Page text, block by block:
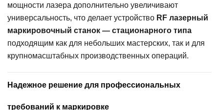
мощности лазера дополнительно увеличивают
универсальность, что делает устройство RF лазерный
маркировочный станок — стационарного типа
подходящим как для небольших мастерских, так и для
крупномасштабных производственных операций.
Надежное решение для профессиональных
требований к маркировке